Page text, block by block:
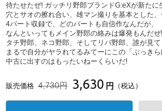
待たせたぜ! ガッチリ野郎ブランドG:eXが新たに
穴とサオの擦れ合い、雄マン撮りを基本とした
4パート収録で、どのパートも自信作なんだが、
なんといってもメイン野郎の絡みは爆発もんだぜ!
タチ野郎、ネコ野郎、そしてリバ野郎、誰が見て
まるで自分がヤラれてるみてーにこの「ぶっきら
中古に出すのはもったいねーくらいだ!
販売価格 4,730円 3,630 円 （税込）